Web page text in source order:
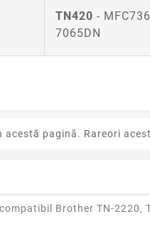
TN420 -
7065DN
pagină. Rareori
Brother TN-2220,